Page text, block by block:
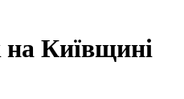
на Київщині